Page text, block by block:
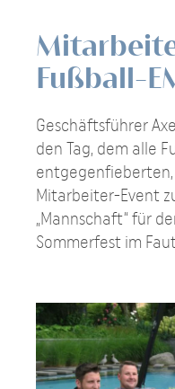
Fußball-
Geschäftsführer
den Tag, dem alle
Mitarbeiter-Event
„Mannschaft“ für
Sommerfest im